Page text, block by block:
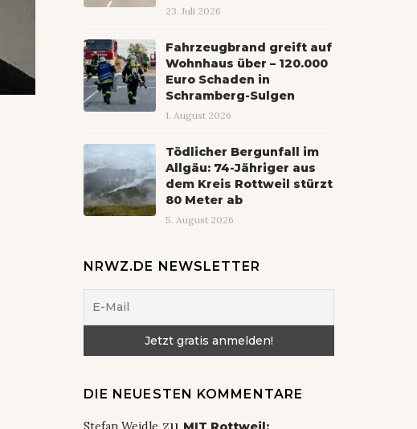
23. Juli 2026
Fahrzeugbrand greift auf
Wohnhaus über – 120.000
Euro Schaden in
Schramberg-Sulgen
1. August 2026
Tödlicher Bergunfall im
Allgäu: 74-Jähriger aus
dem Kreis Rottweil stürzt
80 Meter ab
5. August 2026
NRWZ.DE NEWSLETTER
DIE NEUESTEN KOMMENTARE